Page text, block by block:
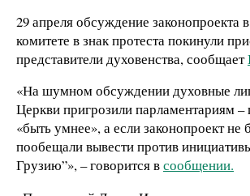
29 апреля обсуждение законопроекта
комитете в знак протеста покинули
представители духовенства, сообщает
«На шумном обсуждении духовные
Церкви пригрозили парламентариям
«быть умнее», а если законопроект не
пообещали вывести против
Грузию”», – говорится всообщении.